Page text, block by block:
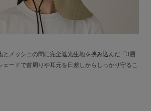
とメッシュの間に完全遮光生地を挟み込んだ「3層
ェードで首周りや耳元を日差しからしっかり守るこ